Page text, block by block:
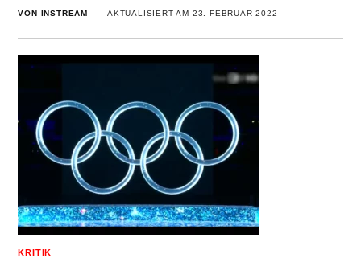
VON INSTREAM AKTUALISIERT AM 23. FEBRUAR 2022
KRITIK